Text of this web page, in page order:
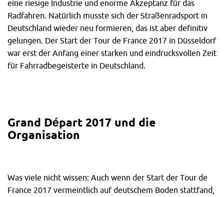
eine riesige Industrie und enorme Akzeptanz für das
Radfahren. Natürlich musste sich der Straßenradsport in
Deutschland wieder neu formieren, das ist aber definitiv
gelungen. Der Start der Tour de France 2017 in Düsseldorf
war erst der Anfang einer starken und eindrucksvollen Zeit
für Fahrradbegeisterte in Deutschland.
Grand Départ 2017 und die
Organisation
Was viele nicht wissen: Auch wenn der Start der Tour de
France 2017 vermeintlich auf deutschem Boden stattfand,